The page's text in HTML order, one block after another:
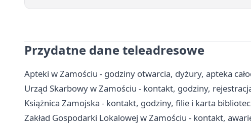
Przydatne dane teleadresowe
Apteki w Zamościu - godziny otwarcia, dyżury, apteka
Urząd Skarbowy w Zamościu - kontakt, godziny,
Książnica Zamojska - kontakt, godziny, filie i karta
Zakład Gospodarki Lokalowej w Zamościu - kontakt,